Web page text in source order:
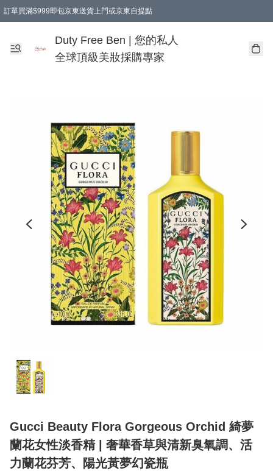
訂單買滿$999即包京東送貨上門或京東自提點
Duty Free Ben | 您的私人
全球頂級美妝採購專家
Gucci Beauty Flora Gorgeous Orchid 綺夢
蘭花女性淡香精 | 奢華香草與清新臭氧調、活
力蘭花芬芳、陽光黃夢幻瓷瓶